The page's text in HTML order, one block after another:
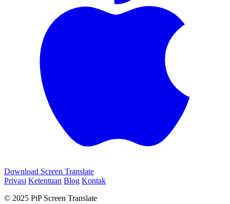
Download Screen Translate
Privasi Ketentuan Blog Kontak
© 2025 PiP Screen Translate